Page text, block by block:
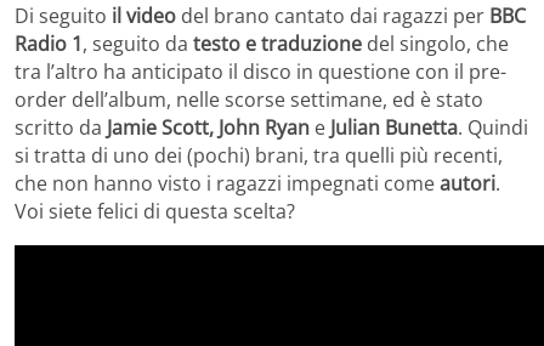
Di seguito il video del brano cantato dai ragazzi per BBC
Radio 1, seguito da testo e traduzione del singolo, che
tra l’altro ha anticipato il disco in questione con il pre-
order dell’album, nelle scorse settimane, ed è stato
scritto da Jamie Scott, John Ryan e Julian Bunetta. Quindi
si tratta di uno dei (pochi) brani, tra quelli più recenti,
che non hanno visto i ragazzi impegnati comeautori.
Voi siete felici di questa scelta?